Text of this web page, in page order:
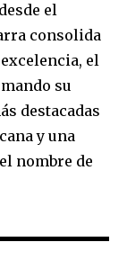
el
consolida
el
su
destacadas
y una
nombre de